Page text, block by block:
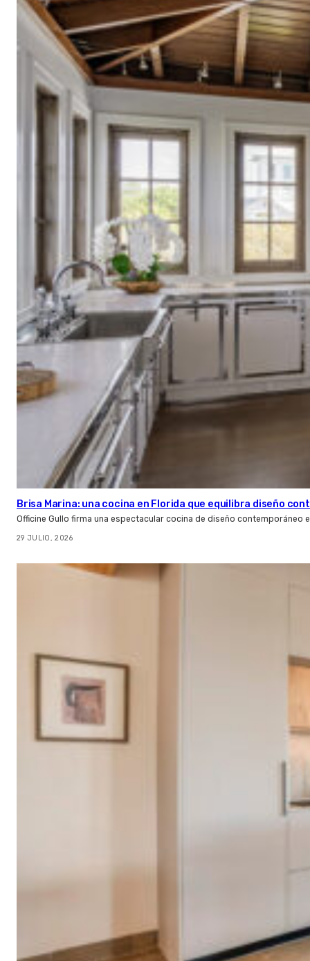
Brisa Marina: una cocina en Florida que equilibra diseño
Officine Gullo firma una espectacular cocina de diseño contemporáneo
29 JULIO, 2026